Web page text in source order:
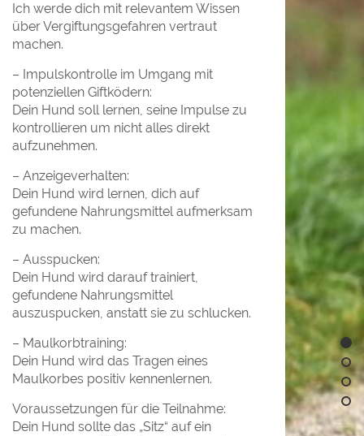
Ich werde dich mit relevantem Wissen
über Vergiftungsgefahren vertraut
machen.
– Impulskontrolle im Umgang mit
potenziellen Giftködern:
Dein Hund soll lernen, seine Impulse zu
kontrollieren um nicht alles direkt
aufzunehmen.
– Anzeigeverhalten:
Dein Hund wird lernen, dich auf
gefundene Nahrungsmittel aufmerksam
zu machen.
– Ausspucken:
Dein Hund wird darauf trainiert,
gefundene Nahrungsmittel
auszuspucken, anstatt sie zu schlucken.
– Maulkorbtraining:
Dein Hund wird das Tragen eines
Maulkorbes positiv kennenlernen.
Voraussetzungen für die Teilnahme:
Dein Hund sollte das „Sitz“ auf ein